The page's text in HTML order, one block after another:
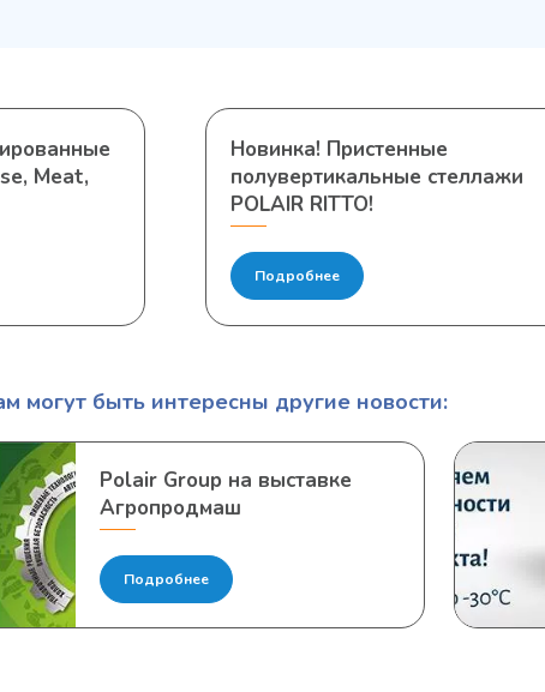
Meat,
Новинка! Пристенные
полувертикальные стеллажи
POLAIR RITTO!
Подробнее
могут быть интересны другие новости:
Polair Group на выставке
Агропродмаш
Подробнее